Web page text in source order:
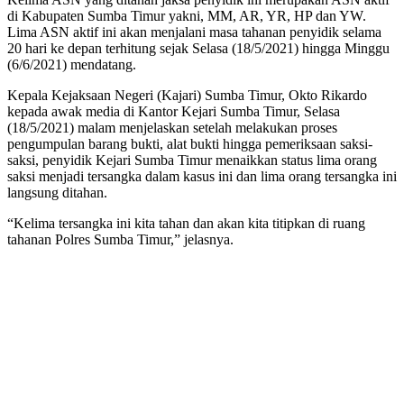
di Kabupaten Sumba Timur yakni, MM, AR, YR, HP dan YW.
Lima ASN aktif ini akan menjalani masa tahanan penyidik selama
20 hari ke depan terhitung sejak Selasa (18/5/2021) hingga Minggu
(6/6/2021) mendatang.
Kepala Kejaksaan Negeri (Kajari) Sumba Timur, Okto Rikardo
kepada awak media di Kantor Kejari Sumba Timur, Selasa
(18/5/2021) malam menjelaskan setelah melakukan proses
pengumpulan barang bukti, alat bukti hingga pemeriksaan saksi-
saksi, penyidik Kejari Sumba Timur menaikkan status lima orang
saksi menjadi tersangka dalam kasus ini dan lima orang tersangka ini
langsung ditahan.
“Kelima tersangka ini kita tahan dan akan kita titipkan di ruang
tahanan Polres Sumba Timur,” jelasnya.